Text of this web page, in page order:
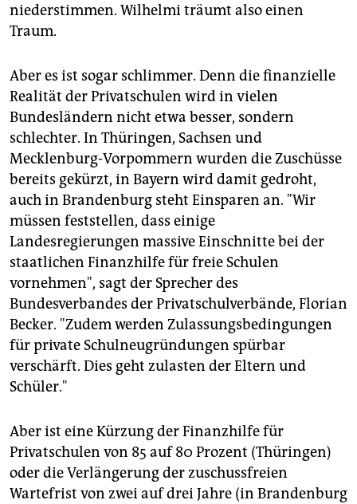
niederstimmen. Wilhelmi träumt also einen
Traum.
Aber es ist sogar schlimmer. Denn die finanzielle
Realität der Privatschulen wird in vielen
Bundesländern nicht etwa besser, sondern
schlechter. In Thüringen, Sachsen und
Mecklenburg-Vorpommern wurden die Zuschüsse
bereits gekürzt, in Bayern wird damit gedroht,
auch in Brandenburg steht Einsparen an. "Wir
müssen feststellen, dass einige
Landesregierungen massive Einschnitte bei der
staatlichen Finanzhilfe für freie Schulen
vornehmen", sagt der Sprecher des
Bundesverbandes der Privatschulverbände, Florian
Becker. "Zudem werden Zulassungsbedingungen
für private Schulneugründungen spürbar
verschärft. Dies geht zulasten der Eltern und
Schüler."
Aber ist eine Kürzung der Finanzhilfe für
Privatschulen von 85 auf 80 Prozent (Thüringen)
oder die Verlängerung der zuschussfreien
Wartefrist von zwei auf drei Jahre (in Brandenburg